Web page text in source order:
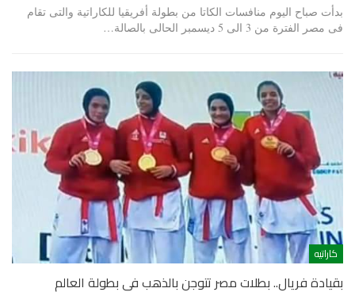
بدأت صباح اليوم منافسات الكاتا من بطولة أفريقيا للكاراتية والتى تقام
فى مصر الفترة من 3 الى 5 ديسمبر الحالى بالصالة…
كاراتيه
بقيادة فريال.. بطلات مصر تتوجن بالذهب في بطولة العالم